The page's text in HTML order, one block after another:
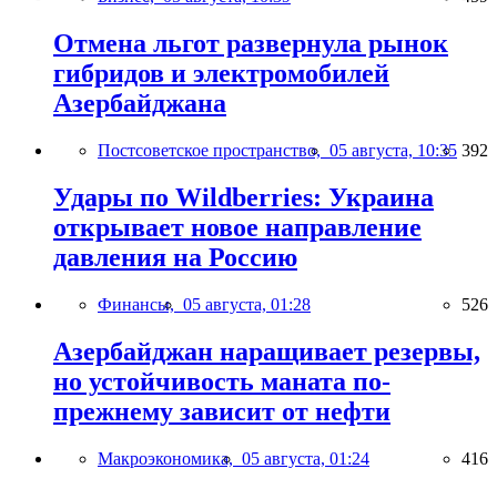
Отмена льгот развернула рынок
гибридов и электромобилей
Азербайджана
Постсоветское пространство, 05 августа, 10:35 392
Удары по Wildberries: Украина
открывает новое направление
давления на Россию
Финансы, 05 августа, 01:28 526
Азербайджан наращивает резервы,
но устойчивость маната по-
прежнему зависит от нефти
Макроэкономика, 05 августа, 01:24 416